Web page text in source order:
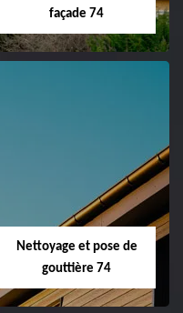
façade 74
Nettoyage et pose de
gouttière 74